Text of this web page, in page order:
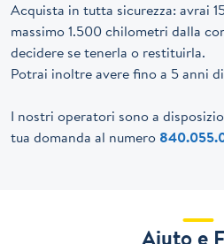
Acquista in tutta sicurezza: avrai
massimo 1.500 chilometri dalla
decidere se tenerla o restituirla.
Potrai inoltre avere fino a 5 anni
I nostri operatori sono a
tua domanda al numero
Aiuto e